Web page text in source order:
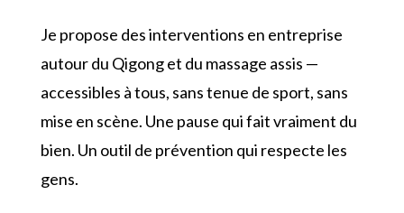
Je propose des interventions en entreprise
autour du Qigong et du massage assis —
accessibles à tous, sans tenue de sport, sans
mise en scène. Une pause qui fait vraiment du
bien. Un outil de prévention qui respecte les
gens.